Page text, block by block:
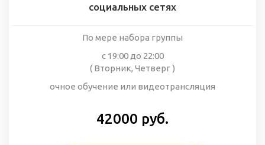
социальных сетях
По мере набора группы
с 19:00 до 22:00
( Вторник, Четверг )
очное обучение или видеотрансляция
42000 руб.